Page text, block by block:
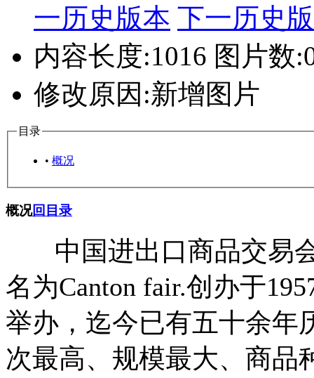
一历史版本 下一历史
内容长度:1016 图片数:
修改原因:新增图片
目录
• 概况
概况回目录
中国进出口商品交易会
名为Canton fair.创办于
举办，迄今已有五十余年
次最高、规模最大、商品